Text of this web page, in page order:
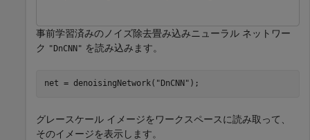
事前学習済みのノイズ除去畳み込みニューラル ネットワー
ク "DnCNN" を読み込みます。
net = denoisingNetwork( "DnCNN" );
グレースケール イメージをワークスペースに読み取って、
そのイメージを表示します。